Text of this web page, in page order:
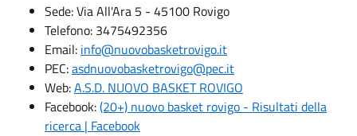
Sede: Via All'Ara 5 - 45100 Rovigo
Telefono: 3475492356
Email: info@nuovobasketrovigo.it
PEC:asdnuovobasketrovigo@pec.it
Web:A.S.D. NUOVO BASKET ROVIGO
Facebook:(20+) nuovo basket rovigo - Risultati della
ricerca | Facebook